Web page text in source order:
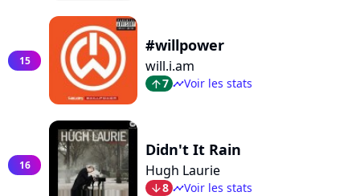
15
#willpower
will.i.am
arrow_top7 timelineVoir les stats
16
Didn't It Rain
Hugh Laurie
arrow_bot8 timelineVoir les stats